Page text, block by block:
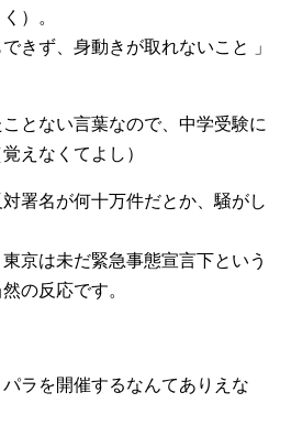
）。
きず、身動きが取れないこと 」
とない言葉なので、中学受験に
えなくてよし）
署名が何十万件だとか、騒がし
京は未だ緊急事態宣言下という
の反応です。
パラを開催するなんてありえな